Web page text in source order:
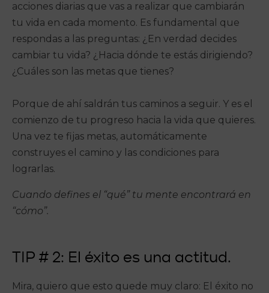
acciones diarias que vas a realizar que cambiarán
tu vida en cada momento. Es fundamental que
respondas a las preguntas: ¿En verdad decides
cambiar tu vida? ¿Hacia dónde te estás dirigiendo?
¿Cuáles son las metas que tienes?
Porque de ahí saldrán tus caminos a seguir. Y es el
comienzo de tu progreso hacia la vida que quieres.
Una vez te fijas metas, automáticamente
construyes el camino y las condiciones para
lograrlas.
Cuando defines el “qué” tu mente encontrará en
“cómo”.
TIP # 2: El éxito es una actitud.
Mira, quiero que esto quede muy claro: El éxito no